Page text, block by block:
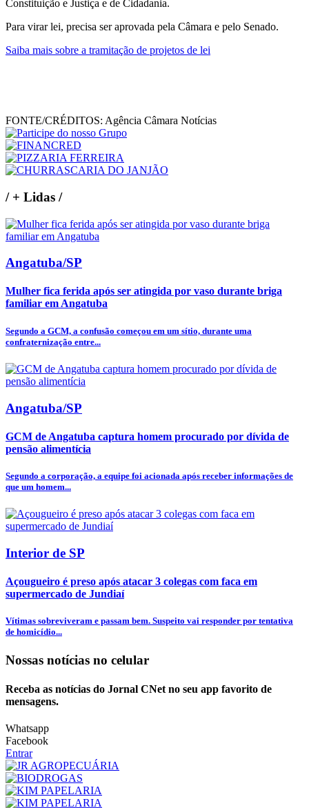
Constituição e Justiça e de Cidadania.
Para virar lei, precisa ser aprovada pela Câmara e pelo Senado.
Saiba mais sobre a tramitação de projetos de lei
FONTE/CRÉDITOS: Agência Câmara Notícias
/+ Lidas /
Angatuba/SP
Mulher fica ferida após ser atingida por vaso durante briga
familiar em Angatuba
Segundo a GCM, a confusão começou em um sítio, durante uma
confraternização entre...
Angatuba/SP
GCM de Angatuba captura homem procurado por dívida de
pensão alimentícia
Segundo a corporação, a equipe foi acionada após receber informações de
que um homem...
Interior de SP
Açougueiro é preso após atacar 3 colegas com faca em
supermercado de Jundiaí
Vítimas sobreviveram e passam bem. Suspeito vai responder por tentativa
de homicídio...
Nossas notícias no celular
Receba as notícias do Jornal CNet no seu app favorito de
mensagens.
Whatsapp
Facebook
Entrar